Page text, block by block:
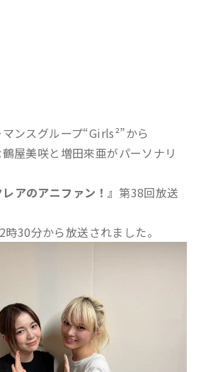
ンスグループ“Girls²”から
屋美咲と増田來亜がパーソナリ
アのアニファン！』 第38回放送
30分から放送されました。